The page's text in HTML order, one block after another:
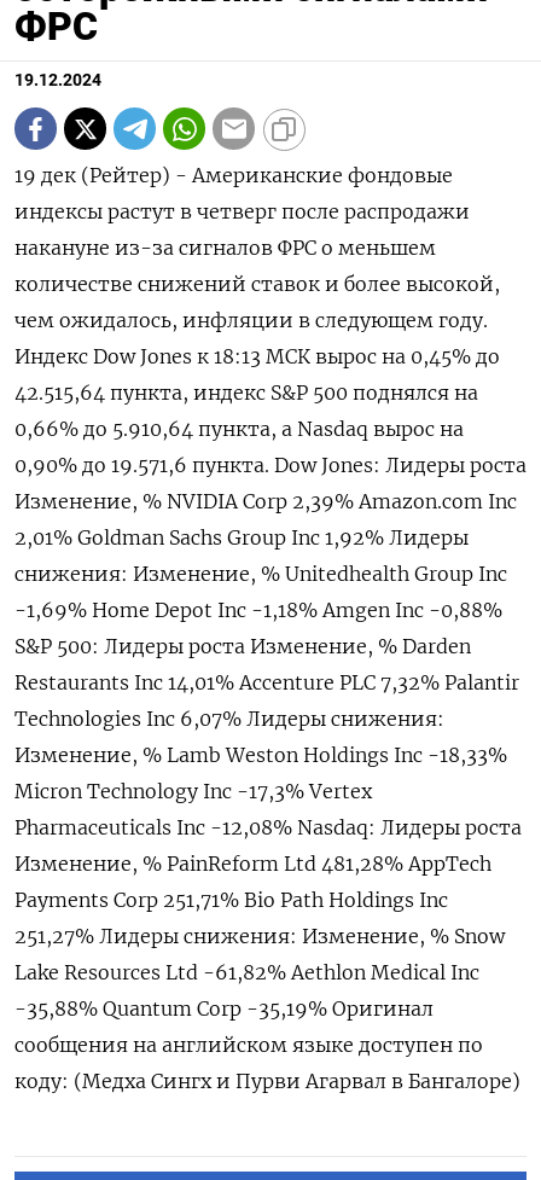
ФРС
19.12.2024
19 дек (Рейтер) - Американские фондовые
индексы растут в четверг после распродажи
накануне из-за сигналов ФРС о меньшем
количестве снижений ставок и более высокой,
чем ожидалось, инфляции в следующем году.
Индекс Dow Jones к 18:13 МСК вырос на 0,45% до
42.515,64 пункта, индекс S&P 500 поднялся на
0,66% до 5.910,64​ пункта, а Nasdaq вырос на
0,90% до 19.571,6 пункта. Dow Jones: Лидеры роста
Изменение, % NVIDIA Corp 2,39% Amazon.com Inc
2,01% Goldman Sachs Group Inc 1,92% Лидеры
снижения: Изменение, % Unitedhealth Group Inc
-1,69% Home Depot Inc -1,18% Amgen Inc -0,88%
S&P 500: Лидеры роста Изменение, % Darden
Restaurants Inc 14,01% Accenture PLC 7,32% Palantir
Technologies Inc 6,07% Лидеры снижения:
Изменение, % Lamb Weston Holdings Inc -18,33%
Micron Technology Inc -17,3% Vertex
Pharmaceuticals Inc -12,08% Nasdaq: Лидеры роста
Изменение, % PainReform Ltd 481,28% AppTech
Payments Corp 251,71% Bio Path Holdings Inc
251,27% Лидеры снижения: Изменение, % Snow
Lake Resources Ltd -61,82% Aethlon Medical Inc
-35,88% Quantum Corp -35,19% Оригинал
сообщения на английском языке доступен по
коду: (Медха Сингх и Пурви Агарвал в Бангалоре)